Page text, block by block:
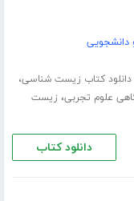
دانلود کتاب زیست شناسی،
علوم تجربی، زیست
دانلود کتاب